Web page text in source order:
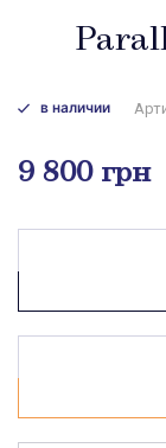
в наличии
9 800 грн